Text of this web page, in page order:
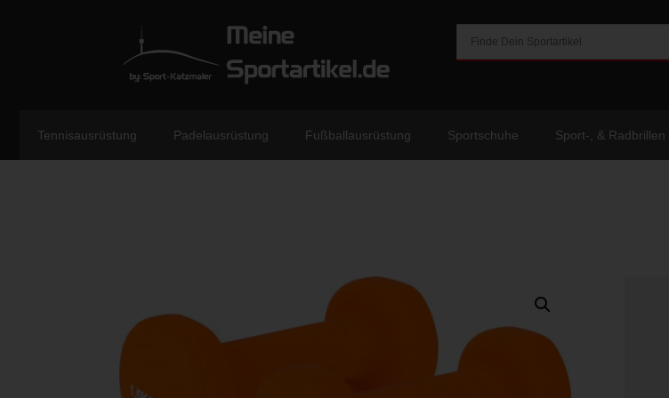
Tennisausrüstung Padelausrüstung Fußballausrüstung Sportschuhe Sport-, & Radbrillen